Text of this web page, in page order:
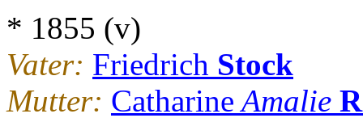
* 1855 (v)
Vater: Friedrich Stock
Mutter: CatharineAmalie